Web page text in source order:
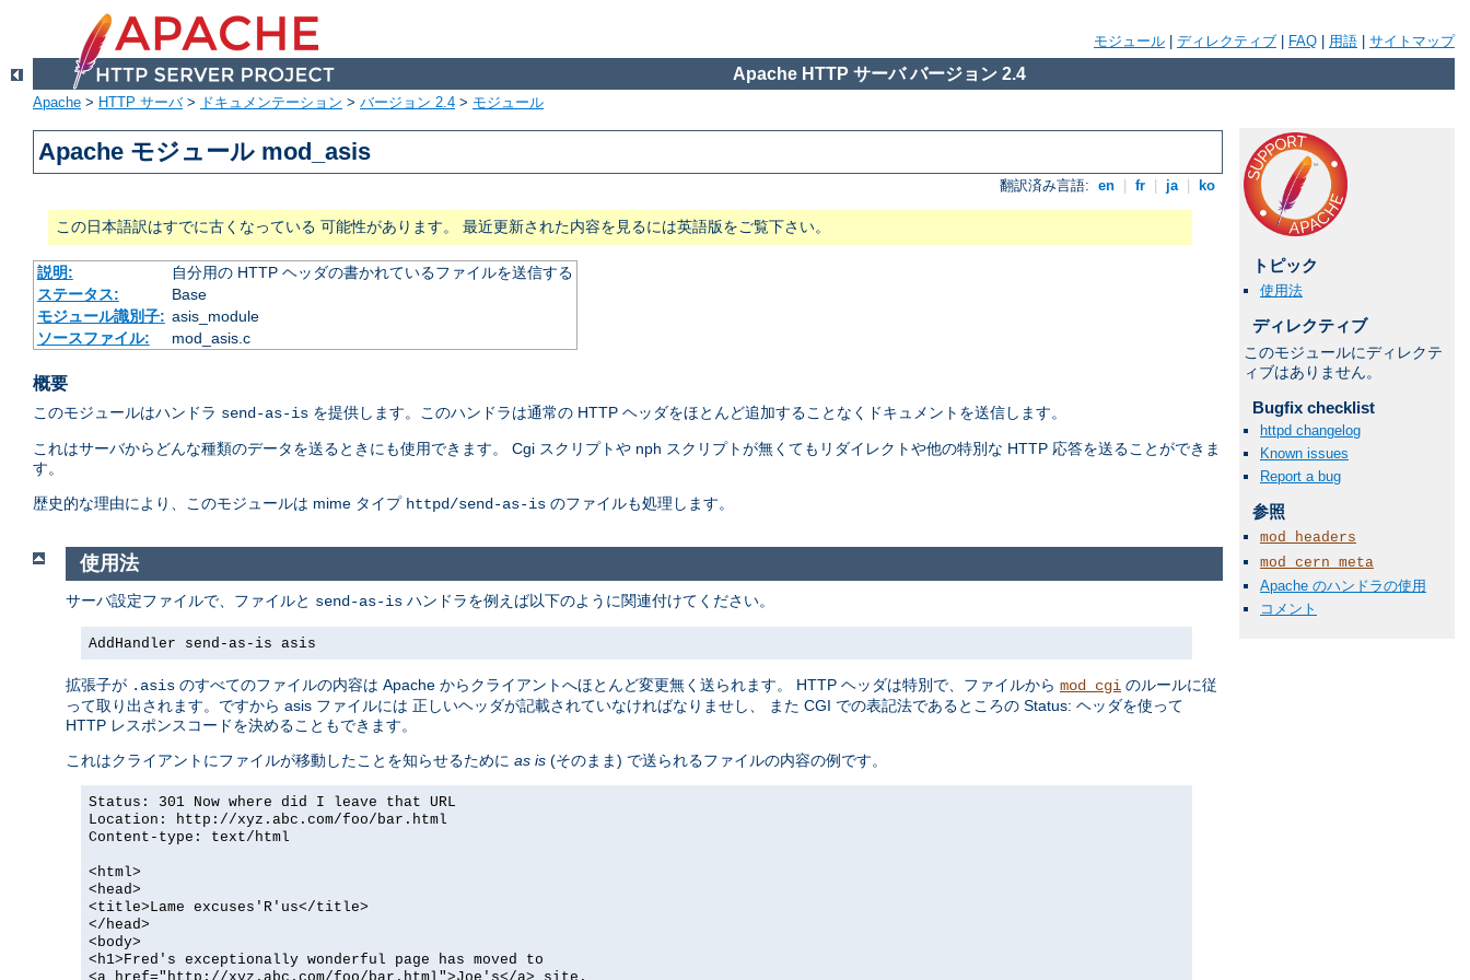
モジュール ディレクティブ FAQ 用語 サイトマップ
Apache HTTP サーバ バージョン 2.4
Apache > HTTP サーバ> ドキュメンテーション > バージョン 2.4 > モジュール
Apache モジュール mod_asis
翻訳済み言語: en fr ja ko
この日本語訳はすでに古くなっている 可能性があります。 最近更新された内容を見るには英語版をご覧下さい。
説明:
自分用の HTTP ヘッダの書かれているファイルを送信する
ステータス:
Base
モジュール識別子: asis_module
ソースファイル:
mod_asis.c
概要
このモジュールはハンドラ send-as-is を提供します。このハンドラは通常の HTTP ヘッダをほとんど追加することなくドキュメントを送信します。
これはサーバからどんな種類のデータを送るときにも使用できます。 Cgi スクリプトや nph スクリプトが無くてもリダイレクトや他の特別な HTTP 応答を送ることができま
す。
歴史的な理由により、このモジュールは mime タイプ httpd/send-as-is のファイルも処理します。
トピック
使用法
ディレクティブ
このモジュールにディレクテ
ィブはありません。
Bugfix checklist
httpd changelog
Known issues
Report a bug
参照
mod_headers
mod_cern_meta
Apache のハンドラの使用
コメント
使用法
サーバ設定ファイルで、ファイルと send-as-is ハンドラを例えば以下のように関連付けてください。
AddHandler send-as-is asis
拡張子が .asis のすべてのファイルの内容は Apache からクライアントへほとんど変更無く送られます。 HTTP ヘッダは特別で、ファイルから mod_cgi のルールに従
って取り出されます。ですから asis ファイルには 正しいヘッダが記載されていなければなりませし、 また CGI での表記法であるところの Status: ヘッダを使って
HTTP レスポンスコードを決めることもできます。
これはクライアントにファイルが移動したことを知らせるために as is (そのまま) で送られるファイルの内容の例です。
Status: 301 Now where did I leave that URL
Location: http://xyz.abc.com/foo/bar.html
Content-type: text/html
<html>
<head>
<title>Lame excuses'R'us</title>
</head>
<body>
<h1>Fred's exceptionally wonderful page has moved to